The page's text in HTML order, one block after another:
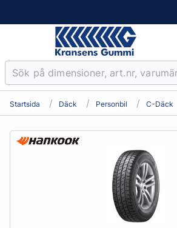
Startsida Däck Personbil C-Däck